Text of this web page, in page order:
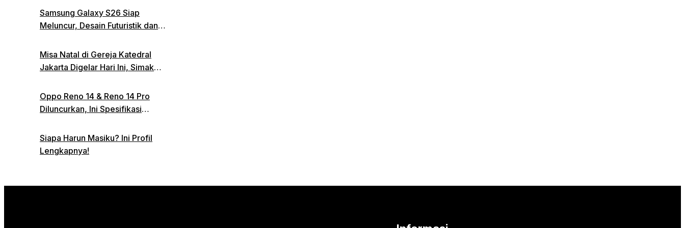
Samsung Galaxy S26 Siap
Meluncur, Desain Futuristik dan
Misa Natal di Gereja Katedral
Jakarta Digelar Hari Ini, Simak
Oppo Reno 14 & Reno 14 Pro
Diluncurkan, Ini Spesifikasi
Siapa Harun Masiku? Ini Profil
Lengkapnya!